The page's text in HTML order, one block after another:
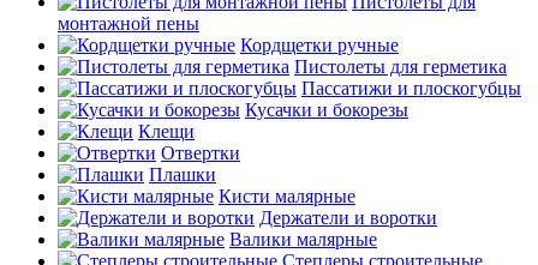
монтажной пены
Кордщетки ручные
Пистолеты для герметика
Пассатижи и плоскогубцы
Кусачки и бокорезы
Клещи
Отвертки
Плашки
Кисти малярные
Держатели и воротки
Валики малярные
Степлеры строительные